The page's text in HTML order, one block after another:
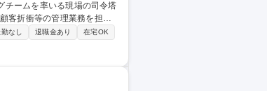
チームを率いる現場の司令塔
客折衝等の管理業務を担い
た方針に基づき、最適なテ
つける研修からスタート。
なし 退職金あり
在宅OK